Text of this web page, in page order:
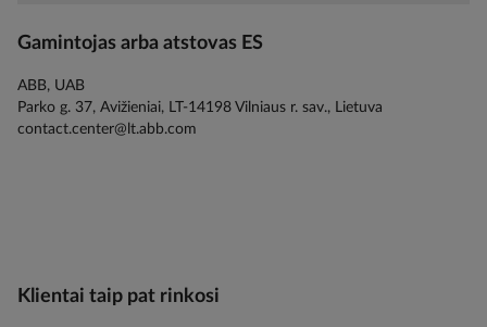
Gamintojas arba atstovas ES
ABB, UAB
Parko g. 37, Avižieniai, LT-14198 Vilniaus r. sav., Lietuva
contact.center@lt.abb.com
Klientai taip pat rinkosi